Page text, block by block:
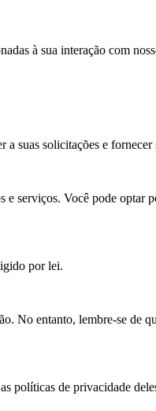
à sua interação com
suas solicitações e
serviços. Você pode optar
por lei.
No entanto, lembre-se de
políticas de privacidade